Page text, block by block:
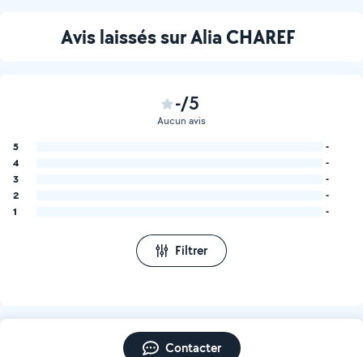
Avis laissés sur Alia CHAREF
-/5
Aucun avis
5
-
4
-
3
-
2
-
1
-
Filtrer
Contacter